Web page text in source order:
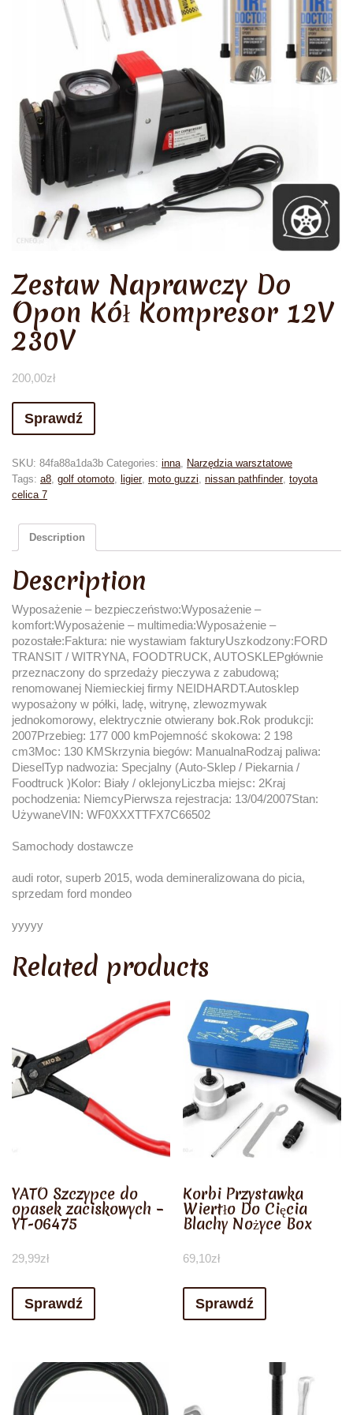
Zestaw Naprawczy Do
Opon Kół Kompresor 12V
230V
200,00zł
Sprawdź
SKU: 84fa88a1da3b Categories: inna, Narzędzia warsztatowe
Tags: a8, golf otomoto, ligier, moto guzzi, nissan pathfinder, toyota
celica 7
Description
Description
Wyposażenie – bezpieczeństwo:Wyposażenie –
komfort:Wyposażenie – multimedia:Wyposażenie –
pozostałe:Faktura: nie wystawiam fakturyUszkodzony:FORD
TRANSIT / WITRYNA, FOODTRUCK, AUTOSKLEPgłównie
przeznaczony do sprzedaży pieczywa z zabudową;
renomowanej Niemieckiej firmy NEIDHARDT.Autosklep
wyposażony w półki, ladę, witrynę, zlewozmywak
jednokomorowy, elektrycznie otwierany bok.Rok produkcji:
2007Przebieg: 177 000 kmPojemność skokowa: 2 198
cm3Moc: 130 KMSkrzynia biegów: ManualnaRodzaj paliwa:
DieselTyp nadwozia: Specjalny (Auto-Sklep / Piekarnia /
Foodtruck )Kolor: Biały / oklejonyLiczba miejsc: 2Kraj
pochodzenia: NiemcyPierwsza rejestracja: 13/04/2007Stan:
UżywaneVIN: WF0XXXTTFX7C66502
Samochody dostawcze
audi rotor, superb 2015, woda demineralizowana do picia,
sprzedam ford mondeo
yyyyy
Related products
YATO Szczypce do
opasek zaciskowych –
YT-06475
29,99zł
Sprawdź
Korbi Przystawka
Wiertło Do Cięcia
Blachy Nożyce Box
69,10zł
Sprawdź